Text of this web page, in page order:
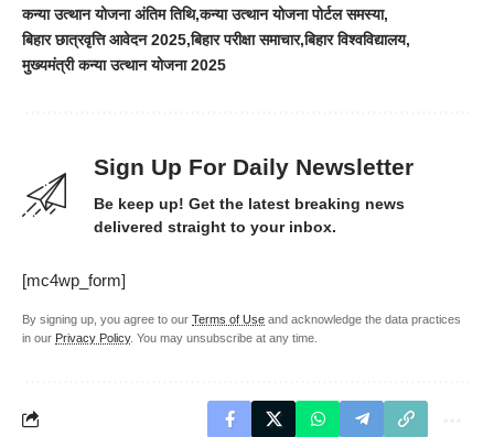
कन्या उत्थान योजना अंतिम तिथि कन्या उत्थान योजना पोर्टल समस्या
बिहार छात्रवृत्ति आवेदन 2025 बिहार परीक्षा समाचार बिहार विश्वविद्यालय
मुख्यमंत्री कन्या उत्थान योजना 2025
Sign Up For Daily Newsletter
Be keep up! Get the latest breaking news
delivered straight to your inbox.
[mc4wp_form]
By signing up, you agree to our Terms of Use and acknowledge the data practices
in our Privacy Policy. You may unsubscribe at any time.